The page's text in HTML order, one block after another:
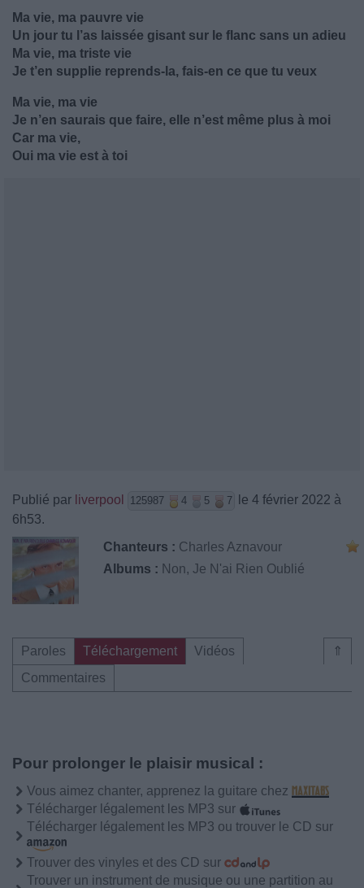
Ma vie, ma pauvre vie
Un jour tu l’as laissée gisant sur le flanc sans un adieu
Ma vie, ma triste vie
Je t’en supplie reprends-la, fais-en ce que tu veux
Ma vie, ma vie
Je n’en saurais que faire, elle n’est même plus à moi
Car ma vie,
Oui ma vie est à toi
Publié par liverpool 125987 4 5 7
le 4 février 2022 à
6h53.
Chanteurs : Charles Aznavour
Albums : Non, Je N'ai Rien Oublié
⇑
Paroles Téléchargement
Vidéos
Commentaires
Pour prolonger le plaisir musical :
Vous aimez chanter, apprenez la guitare chez
Télécharger légalement les MP3 sur
Télécharger légalement les MP3 ou trouver le CD sur
Trouver des vinyles et des CD sur
Trouver un instrument de musique ou une partition au